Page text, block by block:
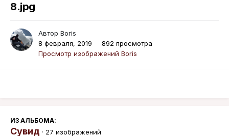
8.jpg
Автор Boris
8 февраля, 2019
892 просмотра
Просмотр изображений Boris
ИЗ АЛЬБОМА:
Сувид · 27 изображений